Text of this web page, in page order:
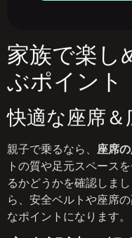
家族で楽し
ぶポイント
快適な座席
親子で乗るなら、 座席
トの質や足元スペース
るかどうかを確認しま
ら、安全ベルトや座席
なポイントになります。